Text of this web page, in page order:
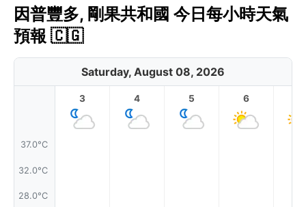
因普豐多, 剛果共和國 今日每小時天氣
預報 🇨🇬
Saturday, August 08, 2026
37.0°C
32.0°C
28.0°C
3 4 5 6